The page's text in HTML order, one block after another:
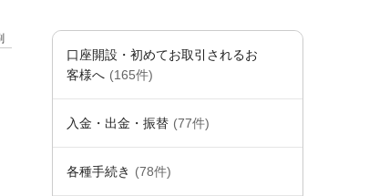
口座開設・初めてお取引されるお
客様へ (165件)
入金・出金・振替 (77件)
各種手続き (78件)